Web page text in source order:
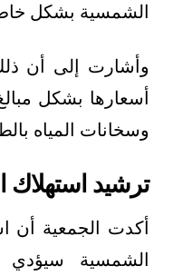
الشمسية بشكل خاص،
وأشارت إلى أن
أسعارها بشكل
وسخانات المياه
ترشيد استهلاك
أكدت الجمعية أن
الشمسية